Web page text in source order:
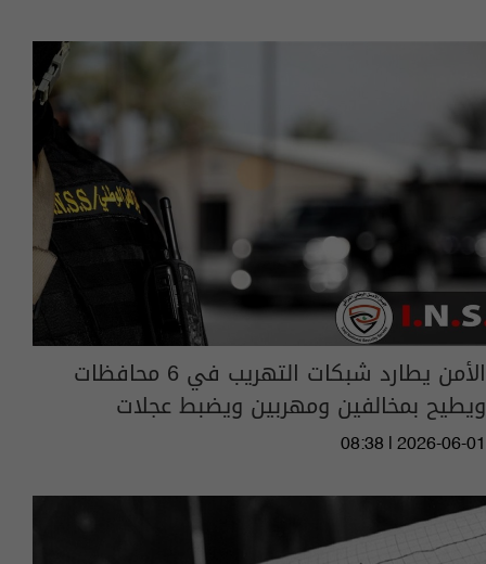
الأمن يطارد شبكات التهريب في 6 محافظات
ويطيح بمخالفين ومهربين ويضبط عجلات
08:38 | 2026-06-01